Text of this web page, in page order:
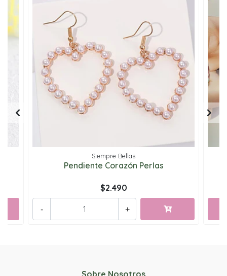
Siempre Bellas
Pendiente Corazón Perlas
$2.490
+
-
Sobre Nosotros